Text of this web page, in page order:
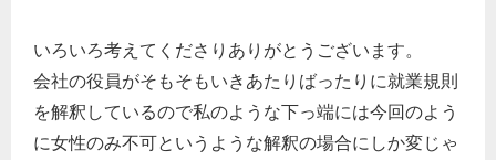
いろいろ考えてくださりありがとうございます。
会社の役員がそもそもいきあたりばったりに就業規則
を解釈しているので私のような下っ端には今回のよう
に女性のみ不可というような解釈の場合にしか変じゃ